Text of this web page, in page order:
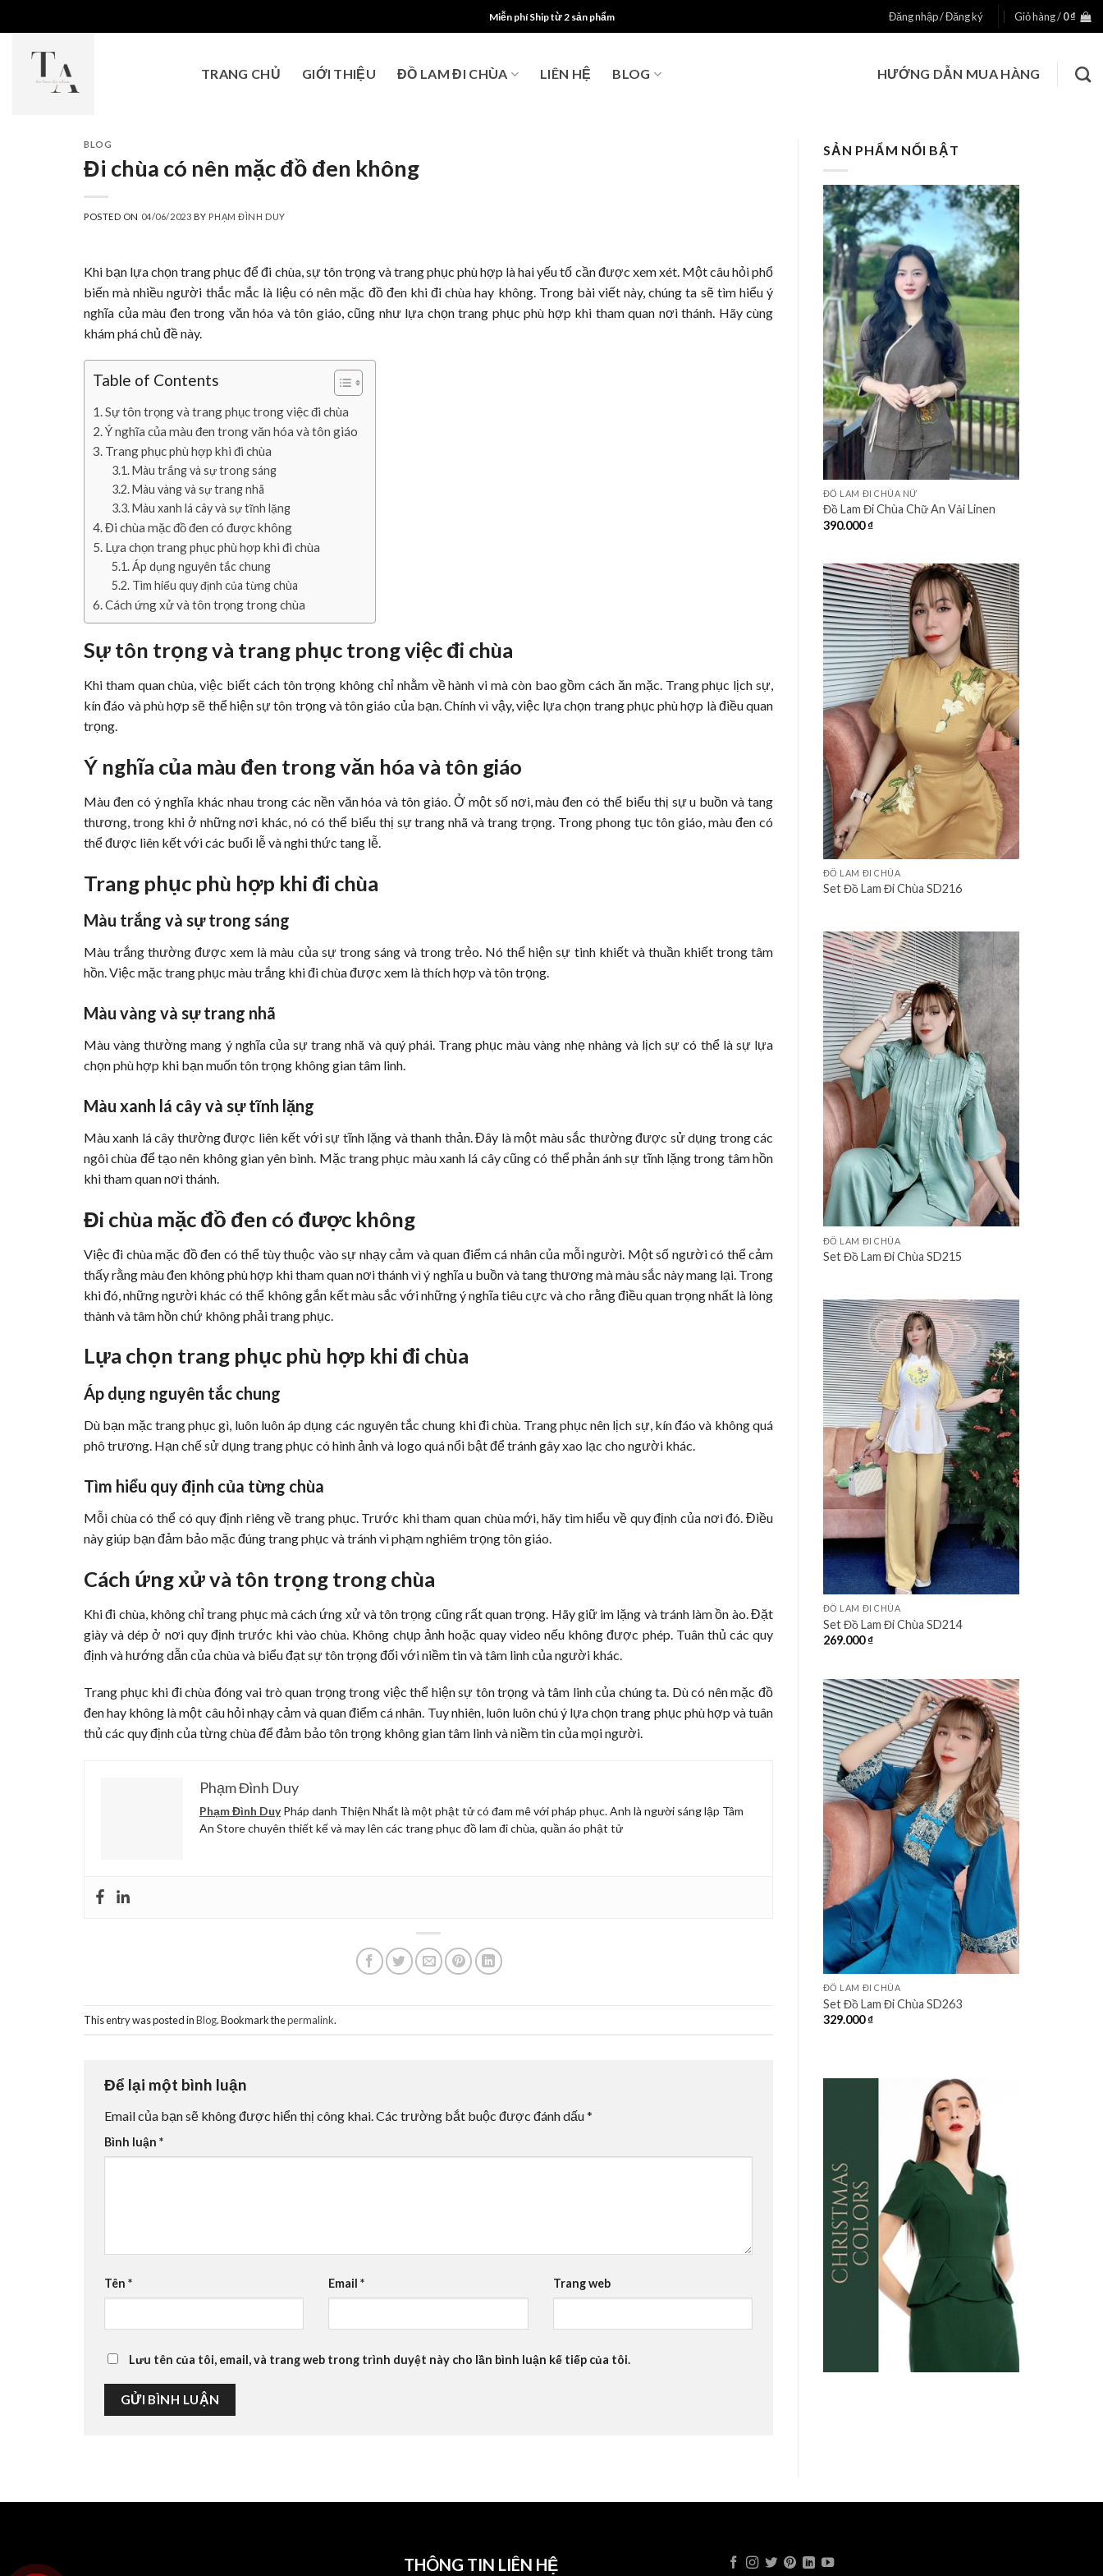
to
content
Miễn phí Ship từ 2 sản phẩm Đăng nhập / Đăng ký Giỏ hàng /0₫
TRANG CHỦ GIỚI THIỆU ĐỒ LAM ĐI CHÙA LIÊN HỆ BLOG HƯỚNG DẪN MUA HÀNG
BLOG
Đi chùa có nên mặc đồ đen không
POSTED ON 04/06/2023 BY PHẠM ĐÌNH DUY
Khi bạn lựa chọn trang phục để đi chùa, sự tôn trọng và trang phục phù hợp là hai yếu tố cần được xem xét. Một câu hỏi phổ
biến mà nhiều người thắc mắc là liệu có nên mặc đồ đen khi đi chùa hay không. Trong bài viết này, chúng ta sẽ tìm hiểu ý
nghĩa của màu đen trong văn hóa và tôn giáo, cũng như lựa chọn trang phục phù hợp khi tham quan nơi thánh. Hãy cùng
khám phá chủ đề này.
Table of Contents
Sự tôn trọng và trang phục trong việc đi chùa
Ý nghĩa của màu đen trong văn hóa và tôn giáo
Trang phục phù hợp khi đi chùa
Màu trắng và sự trong sáng
Màu vàng và sự trang nhã
Màu xanh lá cây và sự tĩnh lặng
Đi chùa mặc đồ đen có được không
Lựa chọn trang phục phù hợp khi đi chùa
Áp dụng nguyên tắc chung
Tìm hiểu quy định của từng chùa
Cách ứng xử và tôn trọng trong chùa
Sự tôn trọng và trang phục trong việc đi chùa
Khi tham quan chùa, việc biết cách tôn trọng không chỉ nhằm về hành vi mà còn bao gồm cách ăn mặc. Trang phục lịch sự,
kín đáo và phù hợp sẽ thể hiện sự tôn trọng và tôn giáo của bạn. Chính vì vậy, việc lựa chọn trang phục phù hợp là điều quan
trọng.
Ý nghĩa của màu đen trong văn hóa và tôn giáo
Màu đen có ý nghĩa khác nhau trong các nền văn hóa và tôn giáo. Ở một số nơi, màu đen có thể biểu thị sự u buồn và tang
thương, trong khi ở những nơi khác, nó có thể biểu thị sự trang nhã và trang trọng. Trong phong tục tôn giáo, màu đen có
thể được liên kết với các buổi lễ và nghi thức tang lễ.
Trang phục phù hợp khi đi chùa
Màu trắng và sự trong sáng
Màu trắng thường được xem là màu của sự trong sáng và trong trẻo. Nó thể hiện sự tinh khiết và thuần khiết trong tâm
hồn. Việc mặc trang phục màu trắng khi đi chùa được xem là thích hợp và tôn trọng.
Màu vàng và sự trang nhã
Màu vàng thường mang ý nghĩa của sự trang nhã và quý phái. Trang phục màu vàng nhẹ nhàng và lịch sự có thể là sự lựa
chọn phù hợp khi bạn muốn tôn trọng không gian tâm linh.
Màu xanh lá cây và sự tĩnh lặng
Màu xanh lá cây thường được liên kết với sự tĩnh lặng và thanh thản. Đây là một màu sắc thường được sử dụng trong các
ngôi chùa để tạo nên không gian yên bình. Mặc trang phục màu xanh lá cây cũng có thể phản ánh sự tĩnh lặng trong tâm hồn
khi tham quan nơi thánh.
Đi chùa mặc đồ đen có được không
Việc đi chùa mặc đồ đen có thể tùy thuộc vào sự nhạy cảm và quan điểm cá nhân của mỗi người. Một số người có thể cảm
thấy rằng màu đen không phù hợp khi tham quan nơi thánh vì ý nghĩa u buồn và tang thương mà màu sắc này mang lại. Trong
khi đó, những người khác có thể không gắn kết màu sắc với những ý nghĩa tiêu cực và cho rằng điều quan trọng nhất là lòng
thành và tâm hồn chứ không phải trang phục.
Lựa chọn trang phục phù hợp khi đi chùa
Áp dụng nguyên tắc chung
Dù bạn mặc trang phục gì, luôn luôn áp dụng các nguyên tắc chung khi đi chùa. Trang phục nên lịch sự, kín đáo và không quá
phô trương. Hạn chế sử dụng trang phục có hình ảnh và logo quá nổi bật để tránh gây xao lạc cho người khác.
Tìm hiểu quy định của từng chùa
Mỗi chùa có thể có quy định riêng về trang phục. Trước khi tham quan chùa mới, hãy tìm hiểu về quy định của nơi đó. Điều
này giúp bạn đảm bảo mặc đúng trang phục và tránh vi phạm nghiêm trọng tôn giáo.
Cách ứng xử và tôn trọng trong chùa
Khi đi chùa, không chỉ trang phục mà cách ứng xử và tôn trọng cũng rất quan trọng. Hãy giữ im lặng và tránh làm ồn ào. Đặt
giày và dép ở nơi quy định trước khi vào chùa. Không chụp ảnh hoặc quay video nếu không được phép. Tuân thủ các quy
định và hướng dẫn của chùa và biểu đạt sự tôn trọng đối với niềm tin và tâm linh của người khác.
Trang phục khi đi chùa đóng vai trò quan trọng trong việc thể hiện sự tôn trọng và tâm linh của chúng ta. Dù có nên mặc đồ
đen hay không là một câu hỏi nhạy cảm và quan điểm cá nhân. Tuy nhiên, luôn luôn chú ý lựa chọn trang phục phù hợp và tuân
thủ các quy định của từng chùa để đảm bảo tôn trọng không gian tâm linh và niềm tin của mọi người.
Phạm Đình Duy
Phạm Đình Duy Pháp danh Thiện Nhất là một phật tử có đam mê với pháp phục. Anh là người sáng lập Tâm
An Store chuyên thiết kế và may lên các trang phục đồ lam đi chùa, quần áo phật tử
This entry was posted inBlog. Bookmark thepermalink.
Để lại một bình luận
Email của bạn sẽ không được hiển thị công khai.Các trường bắt buộc được đánh dấu*
Bình luận *
Tên * Email* Trang web
Lưu tên của tôi, email, và trang web trong trình duyệt này cho lần bình luận kế tiếp của tôi.
SẢN PHẨM NỔI BẬT
ĐỒ LAM ĐI CHÙA NỮ
Đồ Lam Đi Chùa Chữ An Vải Linen
390.000₫
+
ĐỒ LAM ĐI CHÙA
Set Đồ Lam Đi Chùa SD216
ĐỒ LAM ĐI CHÙA
Set Đồ Lam Đi Chùa SD215
+
ĐỒ LAM ĐI CHÙA
Set Đồ Lam Đi Chùa SD214
269.000₫
+
ĐỒ LAM ĐI CHÙA
Set Đồ Lam Đi Chùa SD263
329.000₫
THÔNG TIN LIÊN HỆ